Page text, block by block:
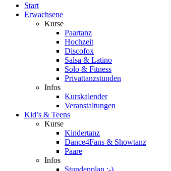
Start
Erwachsene
Kurse
Paartanz
Hochzeit
Discofox
Salsa & Latino
Solo & Fitness
Privattanzstunden
Infos
Kurskalender
Veranstaltungen
Kid’s & Teens
Kurse
Kindertanz
Dance4Fans & Showtanz
Paare
Infos
Stundenplan ;-)